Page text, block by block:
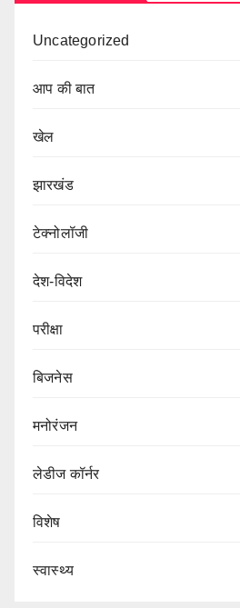
Uncategorized
आप की बात
खेल
झारखंड
टेक्नोलॉजी
देश-विदेश
परीक्षा
बिजनेस
मनोरंजन
लेडीज कॉर्नर
विशेष
स्वास्थ्य